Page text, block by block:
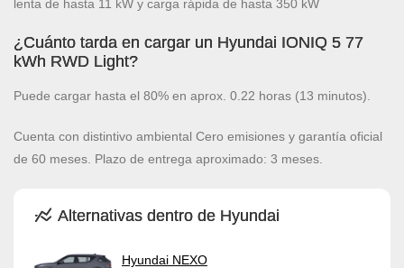
lenta de hasta 11 kW y carga rápida de hasta 350 kW
¿Cuánto tarda en cargar un Hyundai IONIQ 5 77
kWh RWD Light?
Puede cargar hasta el 80% en aprox. 0.22 horas (13 minutos).
Cuenta con distintivo ambiental Cero emisiones y garantía oficial
de 60 meses. Plazo de entrega aproximado: 3 meses.
Alternativas dentro de Hyundai
Hyundai NEXO